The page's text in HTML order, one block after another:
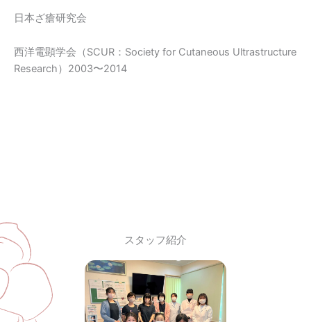
日本ざ瘡研究会
西洋電顕学会（SCUR：Society for Cutaneous Ultrastructure
Research）2003〜2014
スタッフ紹介